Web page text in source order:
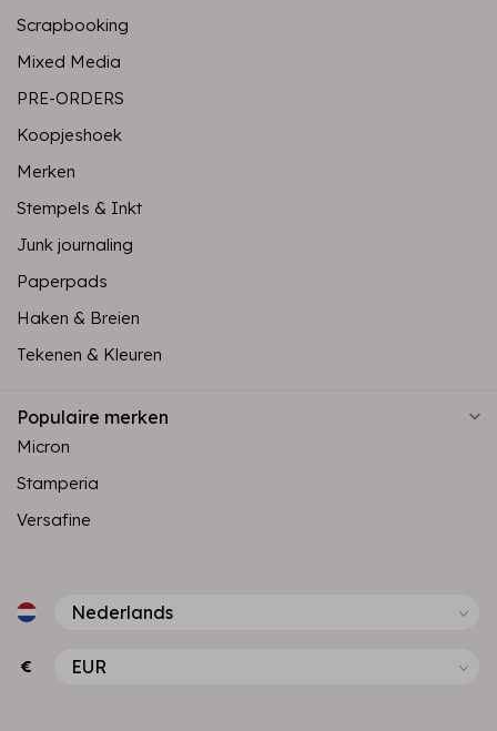
Scrapbooking
Mixed Media
PRE-ORDERS
Koopjeshoek
Merken
Stempels & Inkt
Junk journaling
Paperpads
Haken & Breien
Tekenen & Kleuren
Populaire merken
Micron
Stamperia
Versafine
€